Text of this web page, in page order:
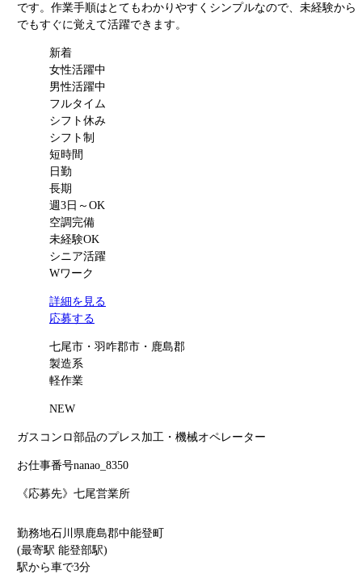
です。作業手順はとてもわかりやすくシンプルなので、未経験から
でもすぐに覚えて活躍できます。
新着
女性活躍中
男性活躍中
フルタイム
シフト休み
シフト制
短時間
日勤
長期
週3日～OK
空調完備
未経験OK
シニア活躍
Wワーク
詳細を見る
応募する
七尾市・羽咋郡市・鹿島郡
製造系
軽作業
NEW
ガスコンロ部品のプレス加工・機械オペレーター
お仕事番号nanao_8350
《応募先》七尾営業所
勤務地石川県鹿島郡中能登町
(最寄駅 能登部駅)
駅から車で3分